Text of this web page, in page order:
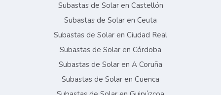
Subastas de Solar en Castellón
Subastas de Solar en Ceuta
Subastas de Solar en Ciudad Real
Subastas de Solar en Córdoba
Subastas de Solar en A Coruña
Subastas de Solar en Cuenca